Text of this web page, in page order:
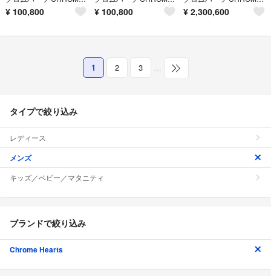
¥ 100,800 ¥ 100,800 ¥ 2,300,600
1 2 3 …
タイプで絞り込み
レディース
メンズ
キッズ／ベビー／マタニティ
ブランドで絞り込み
Chrome Hearts